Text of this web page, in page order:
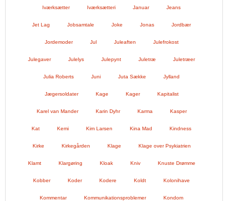
Iværksætter Iværksætteri Januar Jeans
Jet Lag Jobsamtale Joke Jonas Jordbær
Jordemoder Jul Juleaften Julefrokost
Julegaver Julelys Julepynt Juletræ Juletræer
Julia Roberts Juni Juta Sække Jylland
Jægersoldater Kage Kager Kapitalist
Karel van Mander Karin Dyhr Karma Kasper
Kat Kemi Kim Larsen Kina Mad Kindness
Kirke Kirkegården Klage Klage over Psykiatrien
Klamt Klargøring Kloak Kniv Knuste Drømme
Kobber Koder Kodere Koldt Kolonihave
Kommentar Kommunikationsproblemer Kondom